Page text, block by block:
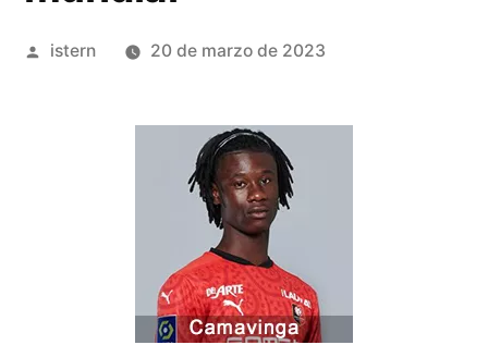
Publicado
istern 20 de marzo de 2023